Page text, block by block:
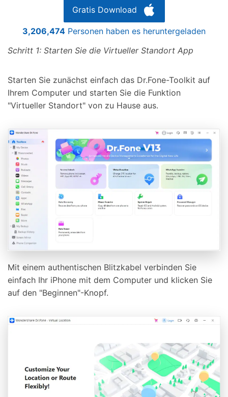
Gratis Download
3,206,475 Personen haben es heruntergeladen
Schritt 1: Starten Sie die Virtueller Standort App
Starten Sie zunächst einfach das Dr.Fone-Toolkit auf
Ihrem Computer und starten Sie die Funktion
"Virtueller Standort" von zu Hause aus.
Mit einem authentischen Blitzkabel verbinden Sie
einfach Ihr iPhone mit dem Computer und klicken Sie
auf den "Beginnen"-Knopf.